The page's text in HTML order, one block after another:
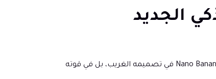
Nano Banana Pro هو أحدث ترقية في تشكيلة Nano Banana AI السريعة النمو، وقد حظي باهتمام كبير مؤخرًا. لا تكمن شعبية Nano Banana Pro في تصميمه الغريب، بل في قوته